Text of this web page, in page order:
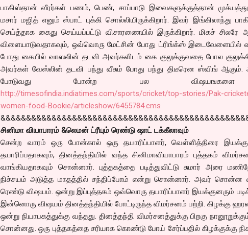
பாகிஸ்தான் வீரர்கள் பணம், பெண், சாப்பாடு இவைகளுக்குத்தான்
மசார் மஜித் எனும் ஸ்பாட் புக்கி சொல்லியிருக்கிறார். இவர் இங்கிலாந்து
செய்த்தாக கைது செய்யப்பட்டு விசாரணையில் இருக்கிறார். மிகச்
விளையாடுவதாகவும், ஒவ்வொரு மேட்சின் போது ட்ரிங்க்ஸ் இடைவேளையில்
போது கையில் வாஸலின் தடவி அவர்களிடம் கை குலுக்குவதை போல
அவர்கள் வேஸ்லின் தடவி பந்து வீசும் போது பந்து திடீரென ஸ்விங்
போடுவது போன்ற பல விஷயஙகளை
http://timesofindia.indiatimes.com/sports/cricket/top-stories/Pak-
women-food-Bookie/articleshow/6455784.cms
சினிமா வியாபாரம் &லெமன் ட்ரீயும் ரெண்டு ஷாட் டக்கீலாவும்
சென்ற வாரம் ஒரு போன்கால் ஒரு தயாரிப்பாளர், வெள்ளித்திரை
தயாரிப்பதாகவும், தினத்தந்தியில் வந்த சினிமாவியாபாரம் புத்தகம்
வாங்கியதாகவும் சொன்னார். புத்தகத்தை படித்துவிட்டு சுமார் அரை
நிச்சயம் அடுத்த மாதத்தில் சந்திப்போம் என்று சொன்னார். அவர் சொன்ன
ரெண்டு விஷயம். ஒன்று இப்புத்தகம் ஒவ்வொரு தயாரிப்பாளர் இயக்குனரும்
இன்னொரு விஷயம் தினத்தந்தியில் போட்டிருந்த விமர்சனம் பற்றி. கிழக்கு
ஒன்று நியாபகத்துக்கு வந்தது. தினத்தந்தி விமர்சனத்துக்கு பிறகு
சொன்னது. ஒரு புத்தகத்தை சரியாக கொண்டு போய் சேர்ப்பதில் கிழக்குக்கு